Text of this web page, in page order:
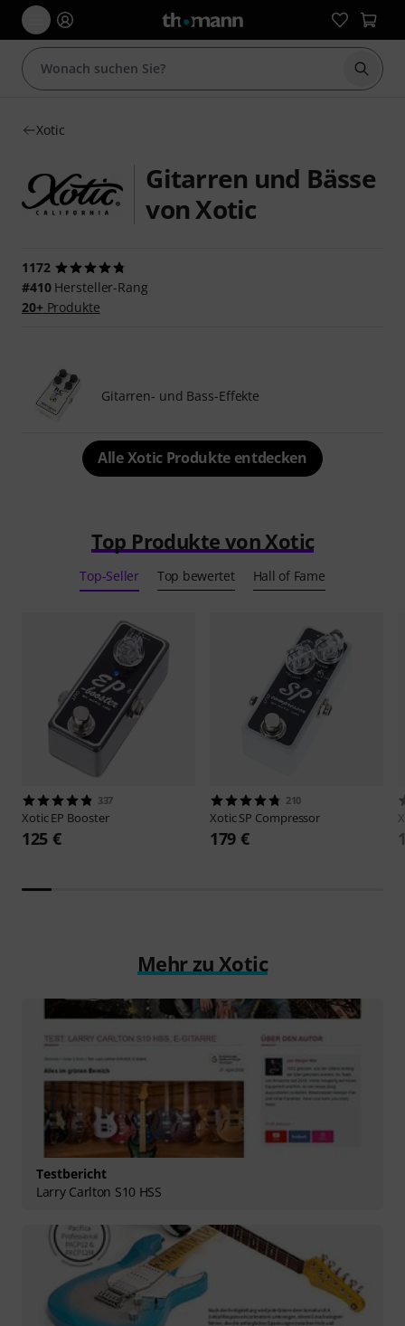
Suche
Xotic
Gitarren und Bässe
von Xotic
1172
#410Hersteller-Rang
20+Produkte
Gitarren- und Bass-Effekte
Alle Xotic Produkte entdecken
Top Produkte von Xotic
Top-Seller Top bewertet Hall of Fame
337
XoticEP Booster
125 €
210
XoticSP Compressor
179 €
Mehr zu Xotic
Testbericht
Larry Carlton S10 HSS